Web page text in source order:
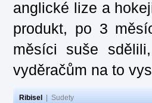
anglické lize a
produkt, po 3
měsíci suše
vyděračům na to
Ribisel Sudety